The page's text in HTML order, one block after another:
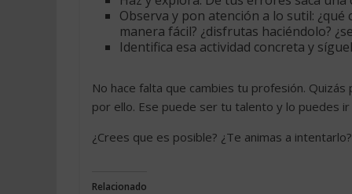
Observa y pon atención a lo sutil: ¿qué
manera fácil? ¿disfrutas haciéndolo?
Identifica esa actividad concreta y
No hace falta que cambies tu profesión.
por ello. Ese puede ser tu talento y lo puedes
¿Crees que es posible? ¿Te animas a intentarlo?
Relacionado